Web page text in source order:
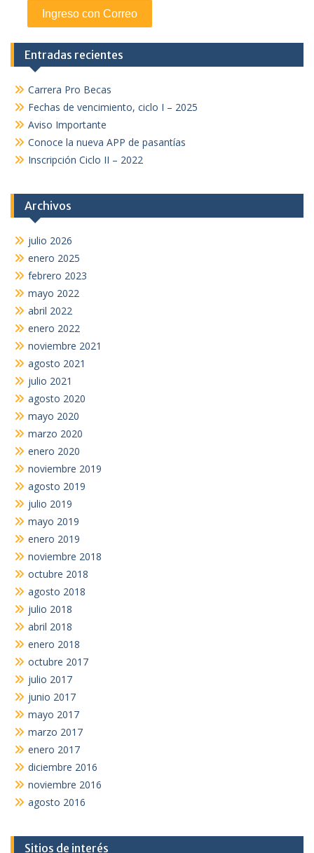
Entradas recientes
Carrera Pro Becas
Fechas de vencimiento, ciclo I – 2025
Aviso Importante
Conoce la nueva APP de pasantías
Inscripción Ciclo II – 2022
Archivos
julio 2026
enero 2025
febrero 2023
mayo 2022
abril 2022
enero 2022
noviembre 2021
agosto 2021
julio 2021
agosto 2020
mayo 2020
marzo 2020
enero 2020
noviembre 2019
agosto 2019
julio 2019
mayo 2019
enero 2019
noviembre 2018
octubre 2018
agosto 2018
julio 2018
abril 2018
enero 2018
octubre 2017
julio 2017
junio 2017
mayo 2017
marzo 2017
enero 2017
diciembre 2016
noviembre 2016
agosto 2016
Sitios de interés